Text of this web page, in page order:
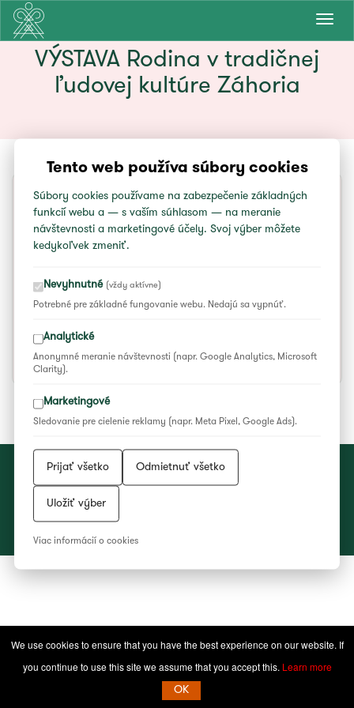
We use cookies to ensure that you have the best experience on our website. If
you continue to use this site we assume that you accept this. Learn more
OK
VÝSTAVA Rodina v tradičnej
ľudovej kultúre Záhoria
VÝSTAVA Rodina v tradičnej ľudovej
Etnodom
Vyhlásenie o ochrane súkromia|Všeobecné podmienky súťaží
Nastavenia cookies
2023 © Národné osvetové centrum
Tento web používa súbory cookies
Súbory cookies používame na zabezpečenie základných
funkcií webu a — s vaším súhlasom — na meranie
návštevnosti a marketingové účely. Svoj výber môžete
kedykoľvek zmeniť.
Nevyhnutné (vždy aktívne)
Potrebné pre základné fungovanie webu. Nedajú sa vypnúť.
Analytické
Anonymné meranie návštevnosti (napr. Google Analytics, Microsoft
Clarity).
Marketingové
Sledovanie pre cielenie reklamy (napr. Meta Pixel, Google Ads).
Prijať všetko Odmietnuť všetko
Uložiť výber
Viac informácií o cookies